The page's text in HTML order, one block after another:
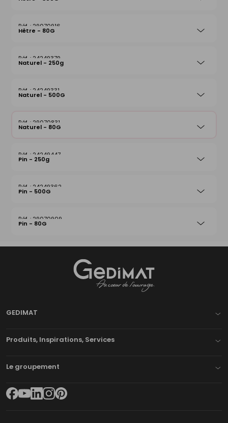
29070916
Hêtre - 80G
24249379
Naturel - 250g
24249331
Naturel - 500G
29070831
Naturel - 80G
24249447
Pin - 250g
24249362
Pin - 500G
29070909
Pin - 80G
GEDIMAT
Produits, Inspirations, Services
Le groupement